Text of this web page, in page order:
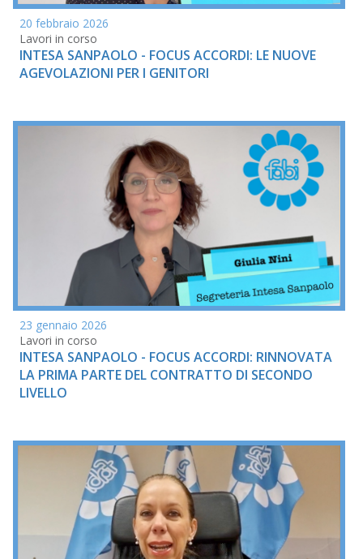
20 febbraio 2026
Lavori in corso
INTESA SANPAOLO - FOCUS ACCORDI: LE NUOVE
AGEVOLAZIONI PER I GENITORI
23 gennaio 2026
Lavori in corso
INTESA SANPAOLO - FOCUS ACCORDI: RINNOVATA
LA PRIMA PARTE DEL CONTRATTO DI SECONDO
LIVELLO